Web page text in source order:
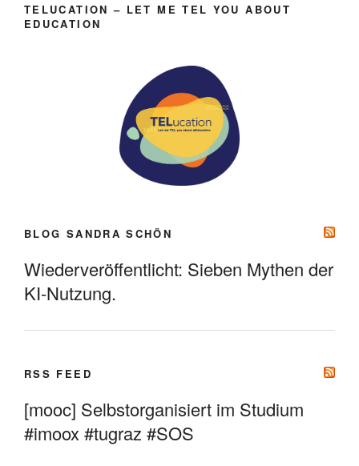
TELUCATION – LET ME TEL YOU ABOUT
EDUCATION
BLOG SANDRA SCHÖN
Wiederveröffentlicht: Sieben Mythen der
KI-Nutzung.
RSS FEED
[mooc] Selbstorganisiert im Studium
#imoox #tugraz #SOS